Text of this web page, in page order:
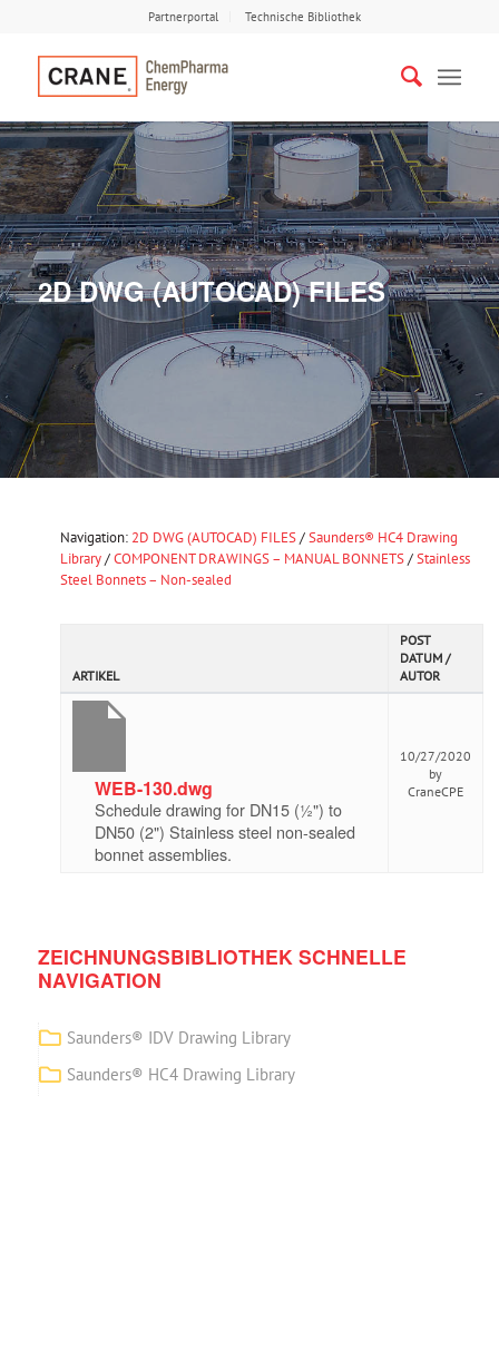
Partnerportal Technische Bibliothek
2D DWG (AUTOCAD) FILES
Navigation: 2D DWG (AUTOCAD) FILES/Saunders® HC4 Drawing
Library/COMPONENT DRAWINGS – MANUAL BONNETS/Stainless
Steel Bonnets – Non-sealed
ARTIKEL
POST
DATUM /
AUTOR
WEB-130.dwg
Schedule drawing for DN15 (½") to
DN50 (2") Stainless steel non-sealed
bonnet assemblies.
10/27/2020
by
CraneCPE
ZEICHNUNGSBIBLIOTHEK SCHNELLE
NAVIGATION
Saunders® IDV Drawing Library
Saunders® HC4 Drawing Library